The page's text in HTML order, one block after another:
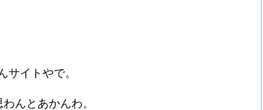
サイトやで。
んとあかんわ。